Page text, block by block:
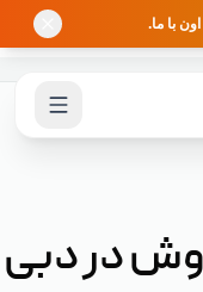
با ما.
در دبی